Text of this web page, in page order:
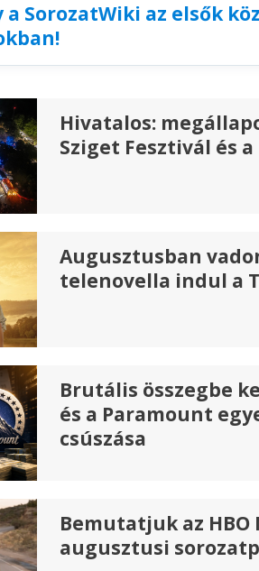
SorozatWiki az elsők
Hivatalos:
Sziget Fesztivál és
Augusztusban
telenovella indul a
Brutális összegbe
és a Paramount
csúszása
Bemutatjuk az
augusztusi